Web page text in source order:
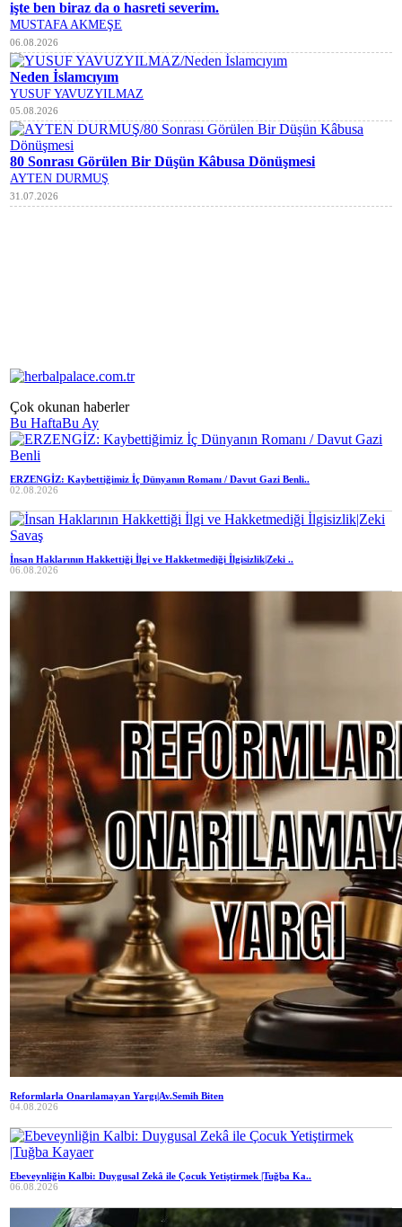
işte ben biraz da o hasreti severim.
MUSTAFA AKMEŞE
06.08.2026
Neden İslamcıyım
YUSUF YAVUZYILMAZ
05.08.2026
80 Sonrası Görülen Bir Düşün Kâbusa Dönüşmesi
AYTEN DURMUŞ
31.07.2026
Çok okunan haberler
Bu HaftaBu Ay
ERZENGİZ: Kaybettiğimiz İç Dünyanın Romanı / Davut Gazi Benli..
02.08.2026
İnsan Haklarının Hakkettiği İlgi ve Hakketmediği İlgisizlik|Zeki ..
06.08.2026
Reformlarla Onarılamayan Yargı|Av.Semih Biten
04.08.2026
Ebeveynliğin Kalbi: Duygusal Zekâ ile Çocuk Yetiştirmek |Tuğba Ka..
06.08.2026